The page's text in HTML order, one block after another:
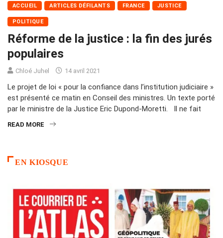
ACCUEIL ARTICLES DÉFILANTS FRANCE JUSTICE
POLITIQUE
Réforme de la justice : la fin des jurés
populaires
Chloé Juhel 14 avril 2021
Le projet de loi « pour la confiance dans l’institution judiciaire »
est présenté ce matin en Conseil des ministres. Un texte porté
par le ministre de la Justice Eric Dupond-Moretti. Il ne fait
READ MORE
EN KIOSQUE